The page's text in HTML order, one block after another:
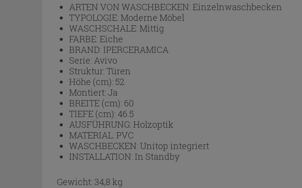
ARTEN VON WASCHBECKEN:Einzelnwaschbecken
TYPOLOGIE:Moderne Möbel
WASCHSCHALE:Mittig
FARBE:Eiche
BRAND: IPERCERAMICA
Serie: Avivo
Struktur:Türen
Höhe (cm): 52
Montiert:Ja
BREITE (cm): 60
TIEFE (cm):46.5
AUSFÜHRUNG:Holzoptik
MATERIAL:PVC
WASCHBECKEN:Unitop integriert
INSTALLATION: In Standby
Gewicht: 34,8 kg